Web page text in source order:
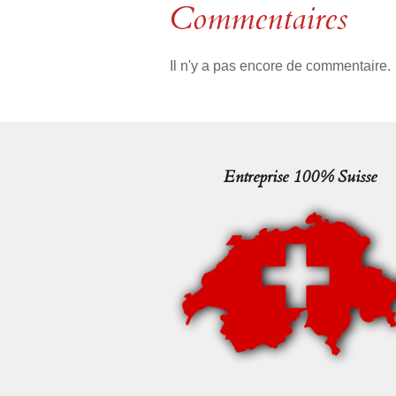
Commentaires
Il n'y a pas encore de commentaire.
Entreprise 100% Suisse